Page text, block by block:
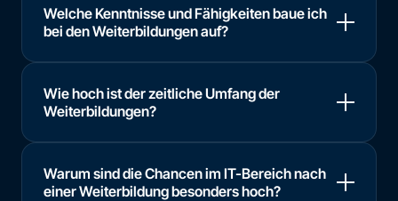
Welche Kenntnisse und Fähigkeiten baue ich
bei den Weiterbildungen auf?
Wie hoch ist der zeitliche Umfang der
Weiterbildungen?
Warum sind die Chancen im IT-Bereich nach
einer Weiterbildung besonders hoch?